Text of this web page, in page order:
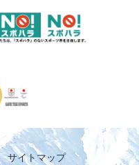
サイトマップ